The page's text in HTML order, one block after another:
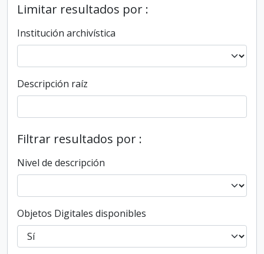
Limitar resultados por :
Institución archivística
Descripción raíz
Filtrar resultados por :
Nivel de descripción
Objetos Digitales disponibles